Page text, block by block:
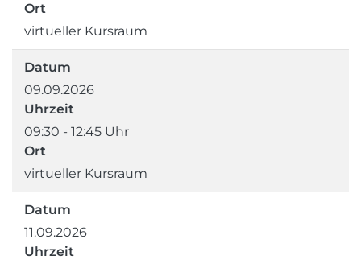
Ort
virtueller Kursraum
Datum
09.09.2026
Uhrzeit
09:30 - 12:45 Uhr
Ort
virtueller Kursraum
Datum
11.09.2026
Uhrzeit